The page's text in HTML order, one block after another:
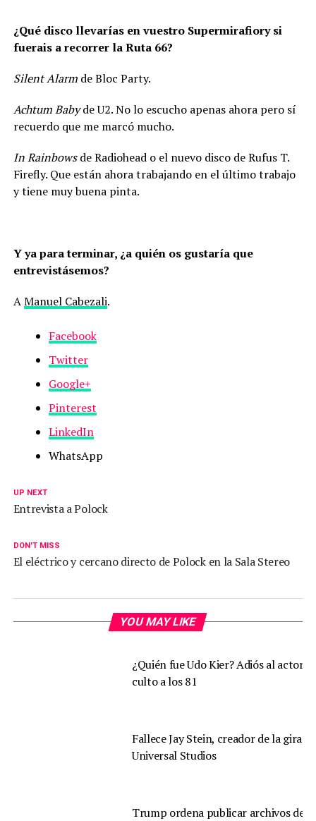
¿Qué disco llevarías en vuestro Supermirafiory si
fuerais a recorrer la Ruta 66?
Silent Alarmde Bloc Party.
Achtum Babyde U2. No lo escucho apenas ahora pero sí
recuerdo que me marcó mucho.
In Rainbowsde Radiohead o el nuevo disco de Rufus T.
Firefly. Que están ahora trabajando en el último trabajo
y tiene muy buena pinta.
Y ya para terminar, ¿a quién os gustaría que
entrevistásemos?
AManuel Cabezali.
Facebook
Twitter
Google+
Pinterest
LinkedIn
WhatsApp
UP NEXT
Entrevista a Polock
DON'T MISS
El eléctrico y cercano directo de Polock en la Sala Stereo
YOU MAY LIKE
¿Quién fue Udo Kier? Adiós al actor
culto a los 81
Fallece Jay Stein, creador de la gira de
Universal Studios
Trump ordena publicar archivos de